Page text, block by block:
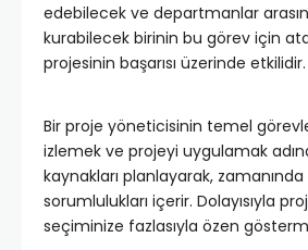
edebilecek ve departmanlar
kurabilecek birinin bu görev için
projesinin başarısı üzerinde etkilidir.
Bir proje yöneticisinin temel
izlemek ve projeyi uygulamak
kaynakları planlayarak,
sorumlulukları içerir. Dolayısıyla
seçiminize fazlasıyla özen